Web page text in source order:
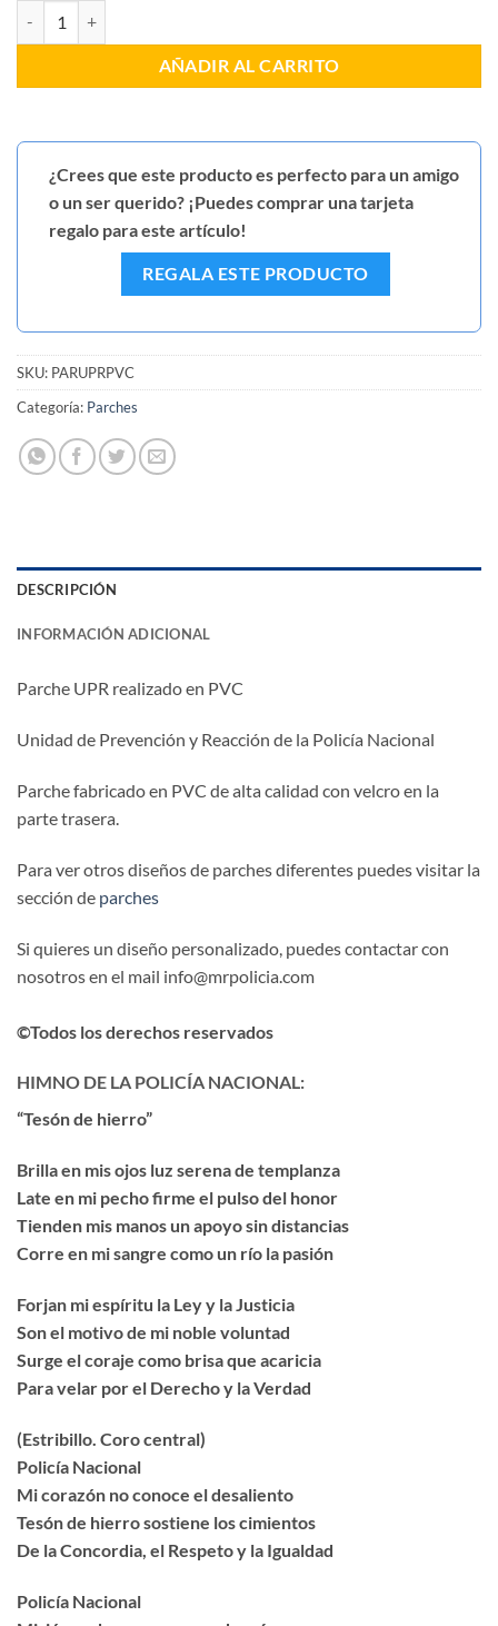
AÑADIR AL CARRITO
¿Crees que este producto es perfecto para un amigo
o un ser querido? ¡Puedes comprar una tarjeta
regalo para este artículo!
REGALA ESTE PRODUCTO
SKU: PARUPRPVC
Categoría: Parches
DESCRIPCIÓN
INFORMACIÓN ADICIONAL
Parche UPR realizado en PVC
Unidad de Prevención y Reacción de la Policía Nacional
Parche fabricado en PVC de alta calidad con velcro en la
parte trasera.
Para ver otros diseños de parches diferentes puedes visitar la
sección de parches
Si quieres un diseño personalizado, puedes contactar con
nosotros en el mail info@mrpolicia.com
©Todos los derechos reservados
HIMNO DE LA POLICÍA NACIONAL:
“Tesón de hierro”
Brilla en mis ojos luz serena de templanza
Late en mi pecho firme el pulso del honor
Tienden mis manos un apoyo sin distancias
Corre en mi sangre como un río la pasión
Forjan mi espíritu la Ley y la Justicia
Son el motivo de mi noble voluntad
Surge el coraje como brisa que acaricia
Para velar por el Derecho y la Verdad
(Estribillo. Coro central)
Policía Nacional
Mi corazón no conoce el desaliento
Tesón de hierro sostiene los cimientos
De la Concordia, el Respeto y la Igualdad
Policía Nacional